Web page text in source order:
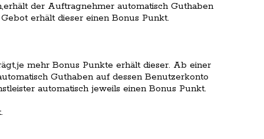
der Auftragnehmer automatisch Guthaben
erhält dieser einen Bonus Punkt.
mehr Bonus Punkte erhält dieser. Ab einer
Guthaben auf dessen Benutzerkonto
automatisch jeweils einen Bonus Punkt.